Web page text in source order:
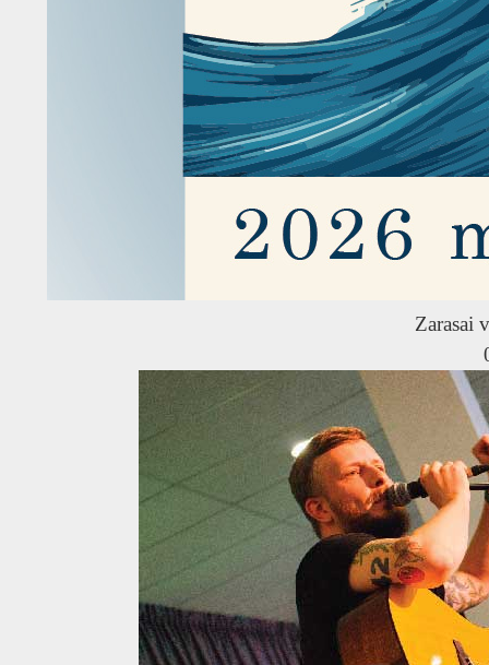
Zarasai